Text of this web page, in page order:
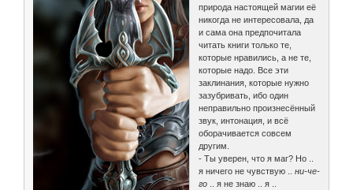
природа настоящей магии её
никогда не интересовала, да
и сама она предпочитала
читать книги только те,
которые нравились, а не те,
которые надо. Все эти
заклинания, которые нужно
зазубривать, ибо один
неправильно произнесённый
звук, интонация, и всё
оборачивается совсем
другим.
- Ты уверен, что я маг? Но ..
я ничего не чувствую ..ни-че-
го .. я не знаю .. я ..